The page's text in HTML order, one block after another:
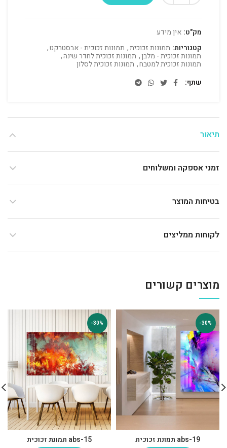
מק"ט: אין מידע
קטגוריות: תמונות זכוכית, תמונות זכוכית - אבסטרקט,
תמונות זכוכית - מלבן, תמונות זכוכית לחדר שינה,
תמונות זכוכית למטבח, תמונות זכוכית לסלון
שתף
תיאור
זמני אספקה ומשלוחים
בטיחות המוצר
לקוחות ממליצים
מוצרים קשורים
-30%
abs-19 תמונת זכוכית
-30%
abs-15 תמונת זכוכית